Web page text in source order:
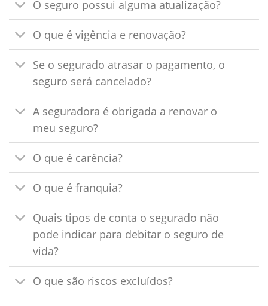
O seguro possui alguma atualização?
O que é vigência e renovação?
Se o segurado atrasar o pagamento, o
seguro será cancelado?
A seguradora é obrigada a renovar o
meu seguro?
O que é carência?
O que é franquia?
Quais tipos de conta o segurado não
pode indicar para debitar o seguro de
vida?
O que são riscos excluídos?